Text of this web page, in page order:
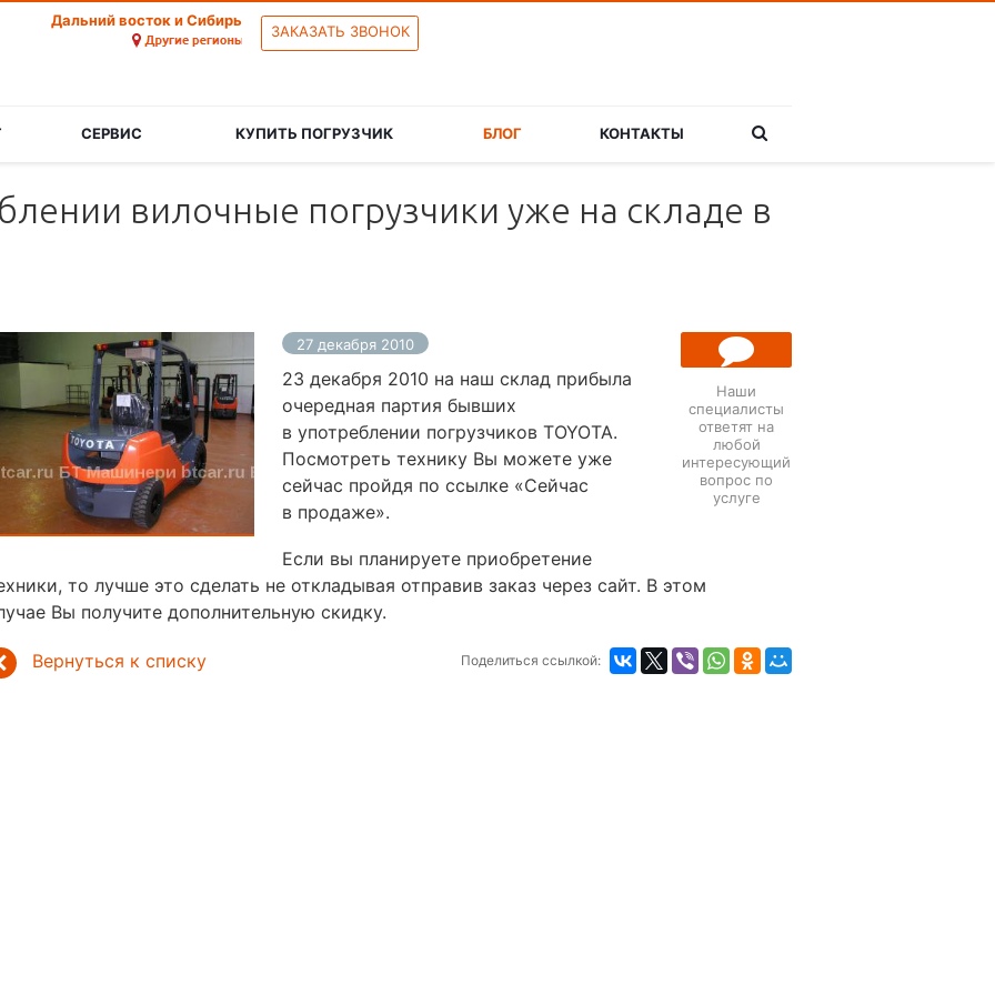
ЗАКАЗАТЬ ЗВОНОК
Дальний восток и Сибирь
СЕРВИС КУПИТЬ ПОГРУЗЧИК БЛОГ КОНТАКТЫ
вилочные погрузчики уже на складе в
ЗАДАТЬ
ВОПРОС
Наши
специалисты
ответят на
любой
интересующий
вопрос по
услуге
27 декабря 2010
23 декабря 2010 на наш склад прибыла
очередная партия бывших
в употреблении погрузчиков TOYOTA.
Посмотреть технику Вы можете уже
сейчас пройдя по ссылке «Сейчас
в продаже».
Если вы планируете приобретение
то лучше это сделать не откладывая отправив заказ через сайт. В этом
Вы получите дополнительную скидку.
Поделиться ссылкой:
Вернуться к списку